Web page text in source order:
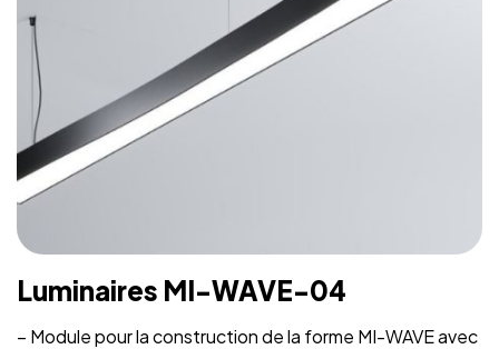
Luminaires MI-WAVE-04
– Module pour la construction de la forme MI-WAVE avec